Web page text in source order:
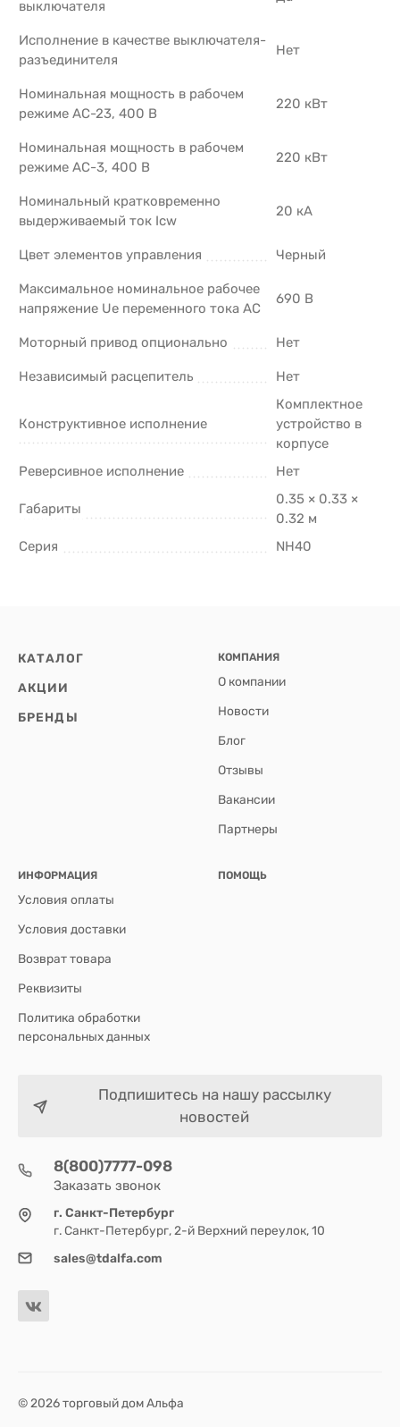
выключателя
Исполнение в качестве выключателя-
разъединителя
Нет
Номинальная мощность в рабочем
режиме AC-23, 400 В
220 кВт
Номинальная мощность в рабочем
режиме AC-3, 400 В
220 кВт
Номинальный кратковременно
выдерживаемый ток Icw
20 кА
Цвет элементов управления Черный
Максимальное номинальное рабочее
напряжение Ue переменного тока AC
690 В
Моторный привод опционально Нет
Независимый расцепитель Нет
Конструктивное исполнение
Комплектное
устройство в
корпусе
Реверсивное исполнение
Нет
Габариты
0.35 × 0.33 ×
0.32 м
Серия
NH40
КАТАЛОГ
АКЦИИ
БРЕНДЫ
КОМПАНИЯ
О компании
Новости
Блог
Отзывы
Вакансии
Партнеры
ИНФОРМАЦИЯ
Условия оплаты
Условия доставки
Возврат товара
Реквизиты
Политика обработки
персональных данных
ПОМОЩЬ
Подпишитесь на нашу рассылку
новостей
8(800)7777-098
Заказать звонок
г. Санкт-Петербург
г. Санкт-Петербург, 2-й Верхний переулок, 10
sales@tdalfa.com
© 2026 торговый дом Альфа